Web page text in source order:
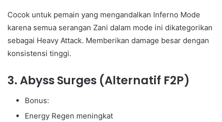
Cocok untuk pemain yang mengandalkan Inferno Mode
karena semua serangan Zani dalam mode ini dikategorikan
sebagai Heavy Attack. Memberikan damage besar dengan
konsistensi tinggi.
3. Abyss Surges (Alternatif F2P)
Bonus:
Energy Regen meningkat